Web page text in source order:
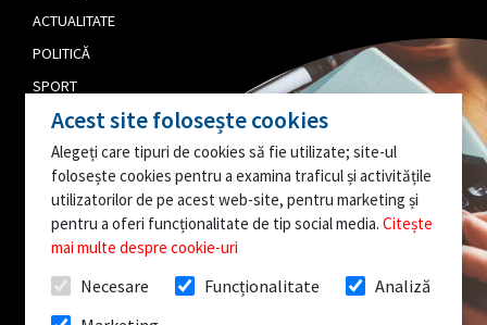
ACTUALITATE
POLITICĂ
SPORT
CULTURĂ
PUBLICITATE
EDITORIAL
AI O INFORMAȚIE
INTERESANTĂ?
SCRIE-NE!
Acest site folosește cookies
Alegeți care tipuri de cookies să fie utilizate; site-ul
folosește cookies pentru a examina traficul și activitățile
utilizatorilor de pe acest web-site, pentru marketing și
pentru a oferi funcționalitate de tip social media. Citește
mai multe despre cookie-uri
Necesare Funcționalitate
Analiză